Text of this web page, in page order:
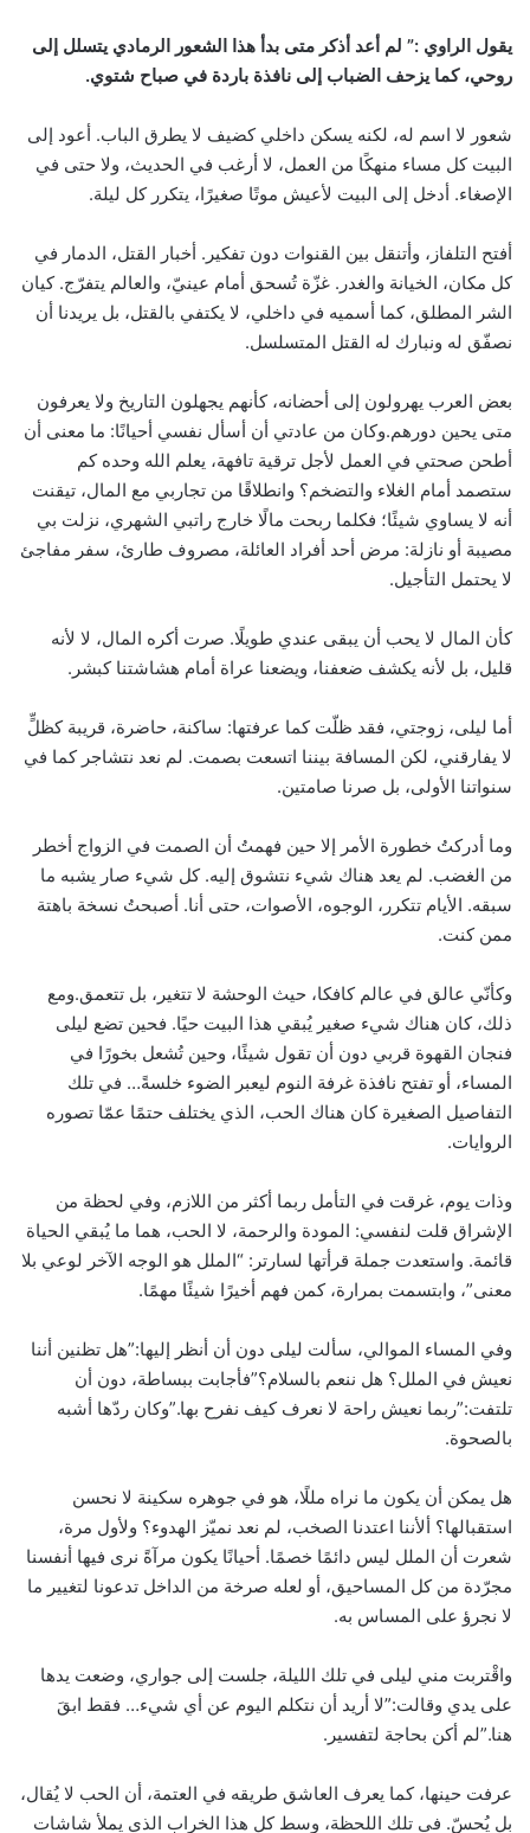
يقول الراوي :” لم أعد أذكر متى بدأ هذا الشعور الرمادي يتسلل إلى
روحي، كما يزحف الضباب إلى نافذة باردة في صباح شتوي.
شعور لا اسم له، لكنه يسكن داخلي كضيف لا يطرق الباب. أعود إلى
البيت كل مساء منهكًا من العمل، لا أرغب في الحديث، ولا حتى في
الإصغاء. أدخل إلى البيت لأعيش موتًا صغيرًا، يتكرر كل ليلة.
أفتح التلفاز، وأتنقل بين القنوات دون تفكير. أخبار القتل، الدمار في
كل مكان، الخيانة والغدر. غزّة تُسحق أمام عينيّ، والعالم يتفرّج. كيان
الشر المطلق، كما أسميه في داخلي، لا يكتفي بالقتل، بل يريدنا أن
نصفّق له ونبارك له القتل المتسلسل.
بعض العرب يهرولون إلى أحضانه، كأنهم يجهلون التاريخ ولا يعرفون
متى يحين دورهم.وكان من عادتي أن أسأل نفسي أحيانًا: ما معنى أن
أطحن صحتي في العمل لأجل ترقية تافهة، يعلم الله وحده كم
ستصمد أمام الغلاء والتضخم؟ وانطلاقًا من تجاربي مع المال، تيقنت
أنه لا يساوي شيئًا؛ فكلما ربحت مالًا خارج راتبي الشهري، نزلت بي
مصيبة أو نازلة: مرض أحد أفراد العائلة، مصروف طارئ، سفر مفاجئ
لا يحتمل التأجيل.
كأن المال لا يحب أن يبقى عندي طويلًا. صرت أكره المال، لا لأنه
قليل، بل لأنه يكشف ضعفنا، ويضعنا عراة أمام هشاشتنا كبشر.
أما ليلى، زوجتي، فقد ظلّت كما عرفتها: ساكنة، حاضرة، قريبة كظلٍّ
لا يفارقني، لكن المسافة بيننا اتسعت بصمت. لم نعد نتشاجر كما في
سنواتنا الأولى، بل صرنا صامتين.
وما أدركتُ خطورة الأمر إلا حين فهمتُ أن الصمت في الزواج أخطر
من الغضب. لم يعد هناك شيء نتشوق إليه. كل شيء صار يشبه ما
سبقه. الأيام تتكرر، الوجوه، الأصوات، حتى أنا. أصبحتُ نسخة باهتة
ممن كنت.
وكأنّي عالق في عالم كافكا، حيث الوحشة لا تتغير، بل تتعمق.ومع
ذلك، كان هناك شيء صغير يُبقي هذا البيت حيًا. فحين تضع ليلى
فنجان القهوة قربي دون أن تقول شيئًا، وحين تُشعل بخورًا في
المساء، أو تفتح نافذة غرفة النوم ليعبر الضوء خلسةً… في تلك
التفاصيل الصغيرة كان هناك الحب، الذي يختلف حتمًا عمّا تصوره
الروايات.
وذات يوم، غرقت في التأمل ربما أكثر من اللازم، وفي لحظة من
الإشراق قلت لنفسي: المودة والرحمة، لا الحب، هما ما يُبقي الحياة
قائمة. واستعدت جملة قرأتها لسارتر: “الملل هو الوجه الآخر لوعي بلا
معنى”، وابتسمت بمرارة، كمن فهم أخيرًا شيئًا مهمًا.
وفي المساء الموالي، سألت ليلى دون أن أنظر إليها:”هل تظنين أننا
نعيش في الملل؟ هل ننعم بالسلام؟”فأجابت ببساطة، دون أن
تلتفت:”ربما نعيش راحة لا نعرف كيف نفرح بها.”وكان ردّها أشبه
بالصحوة.
هل يمكن أن يكون ما نراه مللًا، هو في جوهره سكينة لا نحسن
استقبالها؟ ألأننا اعتدنا الصخب، لم نعد نميّز الهدوء؟ ولأول مرة،
شعرت أن الملل ليس دائمًا خصمًا. أحيانًا يكون مرآةً نرى فيها أنفسنا
مجرّدة من كل المساحيق، أو لعله صرخة من الداخل تدعونا لتغيير ما
لا نجرؤ على المساس به.
واقْتربت مني ليلى في تلك الليلة، جلست إلى جواري، وضعت يدها
على يدي وقالت:”لا أريد أن نتكلم اليوم عن أي شيء… فقط ابقَ
هنا.”لم أكن بحاجة لتفسير.
عرفت حينها، كما يعرف العاشق طريقه في العتمة، أن الحب لا يُقال،
بل يُحسّ. في تلك اللحظة، وسط كل هذا الخراب الذي يملأ شاشات